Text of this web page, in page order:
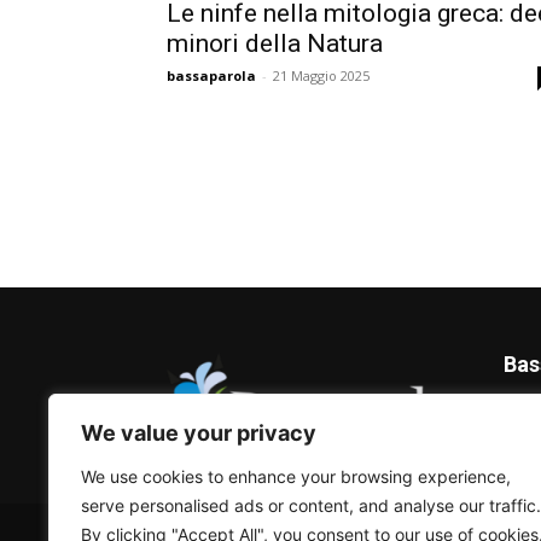
We value your privacy
We use cookies to enhance your browsing experience,
serve personalised ads or content, and analyse our traffic.
By clicking "Accept All", you consent to our use of cookies.
Le ninfe nella mitologia greca:
minori della Natura
bassaparola - 21 Maggio 2025
© Bassaparola.it 2015-2025